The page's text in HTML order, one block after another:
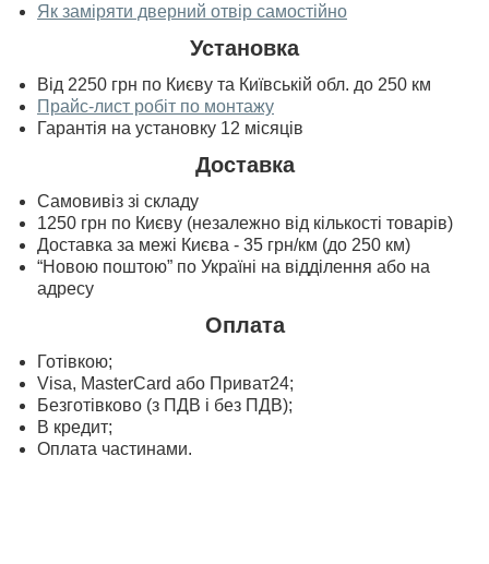
Як заміряти дверний отвір самостійно
Установка
Від 2250 грн по Києву та Київській обл. до 250 км
Прайс-лист робіт по монтажу
Гарантія на установку 12 місяців
Доставка
Самовивіз зі складу
1250 грн по Києву (незалежно від кількості товарів)
Доставка за межі Києва - 35 грн/км (до 250 км)
“Новою поштою” по Україні на відділення або на
адресу
Оплата
Готівкою;
Visa, MasterСard або Приват24;
Безготівково (з ПДВ і без ПДВ);
В кредит;
Оплата частинами.